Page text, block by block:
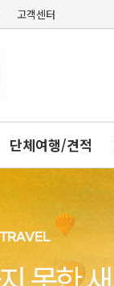
고객센터
단체여행/견적